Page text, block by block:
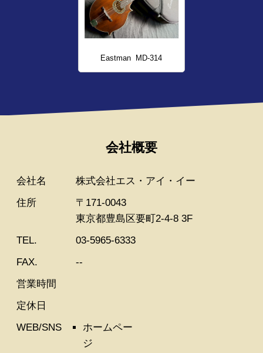
Eastman MD-314
会社概要
会社名
株式会社エス・アイ・イー
住所
〒171-0043
東京都豊島区要町2-4-8 3F
TEL.
03-5965-6333
FAX.
--
営業時間
定休日
WEB/SNS
ホームペー
ジ